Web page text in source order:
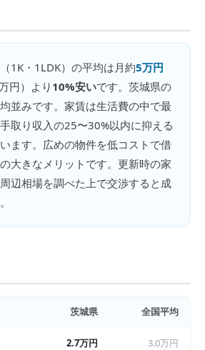
1K・1LDK） の平均は月約5万円
円）より 10%安いです。 茨城県の
並みです。家賃は生活費の中で最
取り収入の25〜30%以内に抑える
ます。広めの物件を低コストで借
大きなメリットです。更新時の家
辺相場を調べた上で交渉すると成
茨城県 全国平均
2.7万円 3.0万円